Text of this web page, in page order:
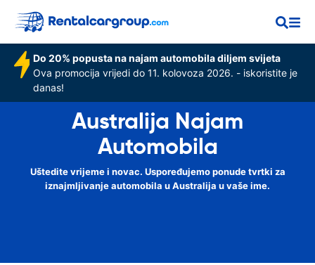
Do 20% popusta na najam automobila diljem svijeta
Ova promocija vrijedi do 11. kolovoza 2026. - iskoristite je
danas!
Australija Najam
Automobila
Uštedite vrijeme i novac. Uspoređujemo ponude tvrtki za
iznajmljivanje automobila u Australija u vaše ime.